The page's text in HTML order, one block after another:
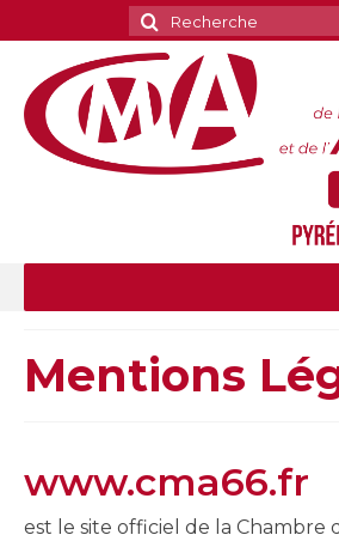
Rechercher
:
Mentions
www.cma66.fr
est le site officiel de la Chambre